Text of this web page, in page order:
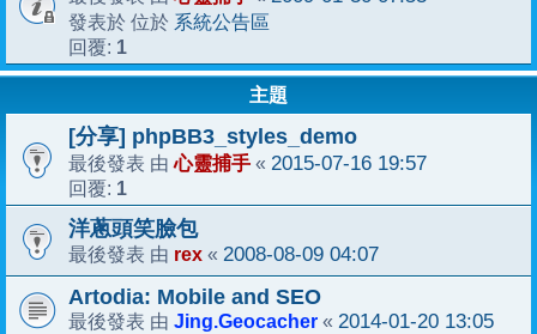
發表於 位於 系統公告區
回覆: 1
主題
[分享] phpBB3_styles_demo
最後發表 由心靈捕手 « 2015-07-16 19:57
回覆: 1
洋蔥頭笑臉包
最後發表 由 rex « 2008-08-09 04:07
Artodia: Mobile and SEO
最後發表 由 Jing.Geocacher « 2014-01-20 13:05